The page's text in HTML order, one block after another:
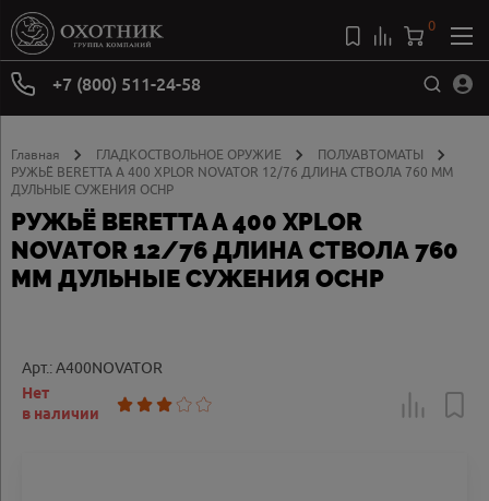
+7 (800) 511-24-58
0
Главная ГЛАДКОСТВОЛЬНОЕ ОРУЖИЕ
ПОЛУАВТОМАТЫ
РУЖЬЁ BERETTA A 400 XPLOR NOVATOR 12/76 ДЛИНА СТВОЛА 760 ММ
ДУЛЬНЫЕ СУЖЕНИЯ OCHP
РУЖЬЁ BERETTA A 400 XPLOR
NOVATOR 12/76 ДЛИНА СТВОЛА 760
ММ ДУЛЬНЫЕ СУЖЕНИЯ OCHP
Арт.: A400NOVATOR
Нет
в наличии